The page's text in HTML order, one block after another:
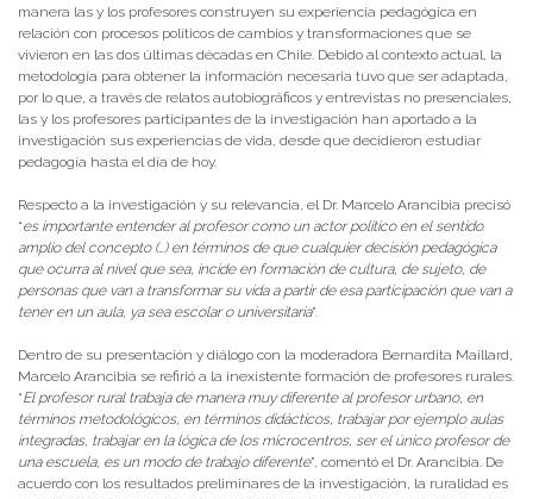
manera las y los profesores construyen su experiencia pedagógica en
relación con procesos políticos de cambios y transformaciones que se
vivieron en las dos últimas décadas en Chile. Debido al contexto actual, la
metodología para obtener la información necesaria tuvo que ser adaptada,
por lo que, a través de relatos autobiográficos y entrevistas no presenciales,
las y los profesores participantes de la investigación han aportado a la
investigación sus experiencias de vida, desde que decidieron estudiar
pedagogía hasta el día de hoy.
Respecto a la investigación y su relevancia, el Dr. Marcelo Arancibia precisó
“es importante entender al profesor como un actor político en el sentido
amplio del concepto (…) en términos de que cualquier decisión pedagógica
que ocurra al nivel que sea, incide en formación de cultura, de sujeto, de
personas que van a transformar su vida a partir de esa participación que van a
tener en un aula, ya sea escolar o universitaria”.
Dentro de su presentación y diálogo con la moderadora Bernardita Maillard,
Marcelo Arancibia se refirió a la inexistente formación de profesores rurales.
“El profesor rural trabaja de manera muy diferente al profesor urbano, en
términos metodológicos, en términos didácticos, trabajar por ejemplo aulas
integradas, trabajar en la lógica de los microcentros, ser el único profesor de
una escuela, es un modo de trabajo diferente”, comentó el Dr. Arancibia. De
acuerdo con los resultados preliminares de la investigación, la ruralidad es